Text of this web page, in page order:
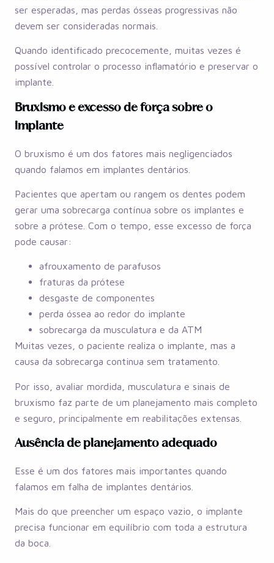
ser esperadas, mas perdas ósseas progressivas não
devem ser consideradas normais.
Quando identificado precocemente, muitas vezes é
possível controlar o processo inflamatório e preservar o
implante.
Bruxismo e excesso de força sobre o
implante
O bruxismo é um dos fatores mais negligenciados
quando falamos em implantes dentários.
Pacientes que apertam ou rangem os dentes podem
gerar uma sobrecarga contínua sobre os implantes e
sobre a prótese. Com o tempo, esse excesso de força
pode causar:
afrouxamento de parafusos
fraturas da prótese
desgaste de componentes
perda óssea ao redor do implante
sobrecarga da musculatura e da ATM
Muitas vezes, o paciente realiza o implante, mas a
causa da sobrecarga continua sem tratamento.
Por isso, avaliar mordida, musculatura e sinais de
bruxismo faz parte de um planejamento mais completo
e seguro, principalmente em reabilitações extensas.
Ausência de planejamento adequado
Esse é um dos fatores mais importantes quando
falamos em falha de implantes dentários.
Mais do que preencher um espaço vazio, o implante
precisa funcionar em equilíbrio com toda a estrutura
da boca.